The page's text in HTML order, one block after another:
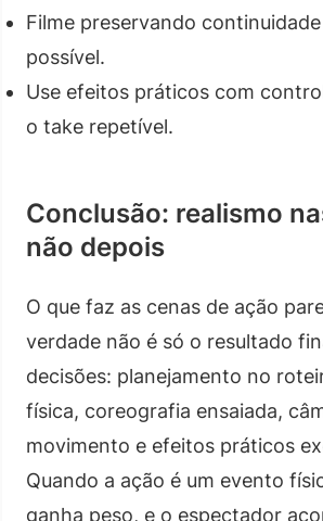
Filme preservando
possível.
Use efeitos práticos com
o take repetível.
Conclusão: realismo
não depois
O que faz as cenas de ação
verdade não é só o resultado
decisões: planejamento no
física, coreografia ensaiada,
movimento e efeitos práticos
Quando a ação é um evento
ganha peso, e o espectador